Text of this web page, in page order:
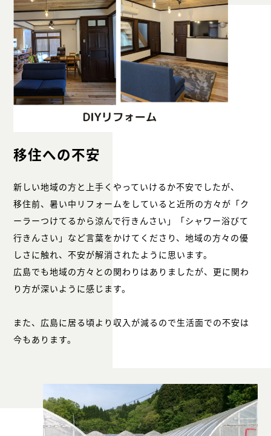
移住への不安
新しい地域の方と上手くやっていけるか不安でしたが、
移住前、暑い中リフォームをしていると近所の方々が「ク
ーラーつけてるから涼んで行きんさい」「シャワー浴びて
行きんさい」など言葉をかけてくださり、地域の方々の優
しさに触れ、不安が解消されたように思います。
広島でも地域の方々との関わりはありましたが、更に関わ
り方が深いように感じます。
また、広島に居る頃より収入が減るので生活面での不安は
今もあります。